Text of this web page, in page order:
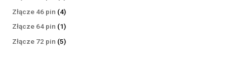
produkty
Złącze 46 pin 44
produkty
Złącze 64 pin 11
produkt
Złącze 72 pin 55